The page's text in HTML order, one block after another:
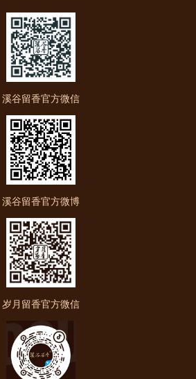
溪谷留香官方微信
溪谷留香官方微博
岁月留香官方微信